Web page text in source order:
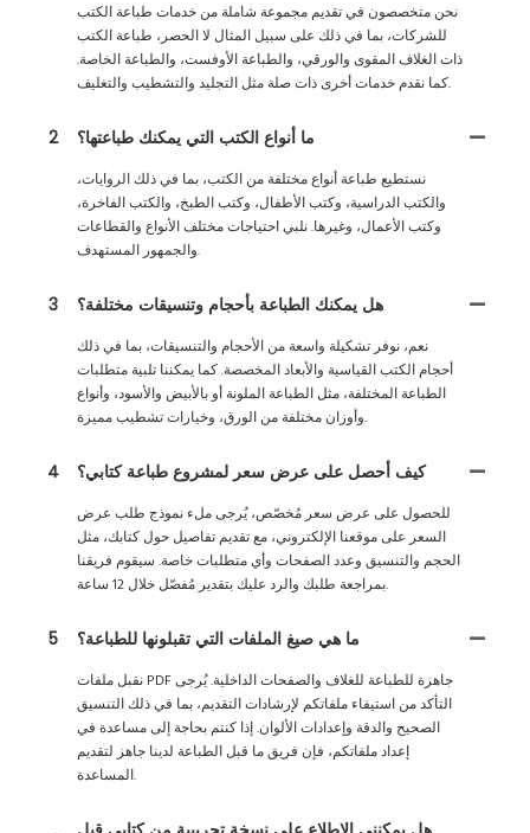
نحن متخصصون في تقديم مجموعة شاملة من خدمات طباعة الكتب
للشركات، بما في ذلك على سبيل المثال لا الحصر، طباعة الكتب
ذات الغلاف المقوى والورقي، والطباعة الأوفست، والطباعة الخاصة.
كما نقدم خدمات أخرى ذات صلة مثل التجليد والتشطيب والتغليف.
2
ما أنواع الكتب التي يمكنك طباعتها؟
نستطيع طباعة أنواع مختلفة من الكتب، بما في ذلك الروايات،
والكتب الدراسية، وكتب الأطفال، وكتب الطبخ، والكتب الفاخرة،
وكتب الأعمال، وغيرها. نلبي احتياجات مختلف الأنواع والقطاعات
والجمهور المستهدف.
3
هل يمكنك الطباعة بأحجام وتنسيقات مختلفة؟
نعم، نوفر تشكيلة واسعة من الأحجام والتنسيقات، بما في ذلك
أحجام الكتب القياسية والأبعاد المخصصة. كما يمكننا تلبية متطلبات
الطباعة المختلفة، مثل الطباعة الملونة أو بالأبيض والأسود، وأنواع
وأوزان مختلفة من الورق، وخيارات تشطيب مميزة.
4
كيف أحصل على عرض سعر لمشروع طباعة كتابي؟
للحصول على عرض سعر مُخصّص، يُرجى ملء نموذج طلب عرض
السعر على موقعنا الإلكتروني، مع تقديم تفاصيل حول كتابك، مثل
الحجم والتنسيق وعدد الصفحات وأي متطلبات خاصة. سيقوم فريقنا
بمراجعة طلبك والرد عليك بتقدير مُفصّل خلال 12 ساعة.
5
ما هي صيغ الملفات التي تقبلونها للطباعة؟
نقبل ملفات PDF جاهزة للطباعة للغلاف والصفحات الداخلية. يُرجى
التأكد من استيفاء ملفاتكم لإرشادات التقديم، بما في ذلك التنسيق
الصحيح والدقة وإعدادات الألوان. إذا كنتم بحاجة إلى مساعدة في
إعداد ملفاتكم، فإن فريق ما قبل الطباعة لدينا جاهز لتقديم
المساعدة.